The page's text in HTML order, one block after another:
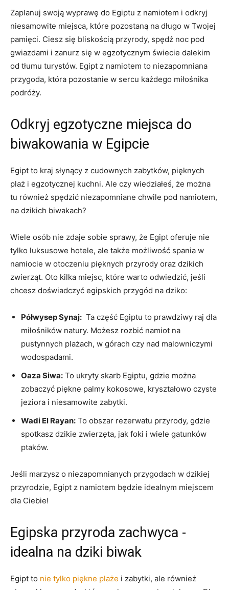
Zaplanuj swoją wyprawę do‍ Egiptu​ z ‍namiotem ⁣i odkryj
niesamowite miejsca, ⁣które pozostaną na długo⁣ w Twojej
pamięci. Ciesz się⁢ bliskością przyrody, spędź noc pod
‌gwiazdami i zanurz się ⁤w egzotycznym świecie dalekim
od tłumu ⁣turystów. Egipt z namiotem to niezapomniana
przygoda, ‍która pozostanie w‌ sercu każdego miłośnika‌
podróży.
Odkryj egzotyczne miejsca do
biwakowania ⁣w Egipcie
Egipt to ⁢kraj słynący ​z cudownych⁣ zabytków, pięknych ​
plaż i‍ egzotycznej kuchni. Ale​ czy wiedziałeś, ‌że można
tu również spędzić niezapomniane ⁢chwile pod namiotem,
na ⁤dzikich biwakach?
Wiele osób nie zdaje sobie ​sprawy,⁣ że Egipt oferuje nie ​
tylko luksusowe hotele, ale ⁤także możliwość spania⁣ w
‌namiocie w otoczeniu‌ pięknych przyrody oraz dzikich
⁣zwierząt. Oto‌ kilka miejsc, ⁤które warto odwiedzić, jeśli
chcesz doświadczyć egipskich przygód na ​dziko:
Półwysep Synaj: ‍ Ta część⁢ Egiptu to​ prawdziwy raj dla
miłośników​ natury. Możesz rozbić namiot⁣ na
pustynnych plażach, w górach ⁤czy nad ​malowniczymi
wodospadami.
Oaza Siwa: To ukryty skarb Egiptu,‍ gdzie można
zobaczyć piękne palmy kokosowe, kryształowo⁤ czyste
jeziora‍ i niesamowite⁤ zabytki.
Wadi​ El Rayan: To obszar rezerwatu przyrody,⁢ gdzie
spotkasz dzikie‌ zwierzęta, jak ‍foki⁤ i wiele gatunków
ptaków.
Jeśli marzysz o⁣ niezapomnianych ‍przygodach w dzikiej​
przyrodzie, Egipt‌ z‍ namiotem⁣ będzie idealnym​ miejscem
dla Ciebie!
Egipska ‍przyroda zachwyca ‌-
idealna na dziki biwak
Egipt to ‍ nie tylko piękne plaże i zabytki, ale również